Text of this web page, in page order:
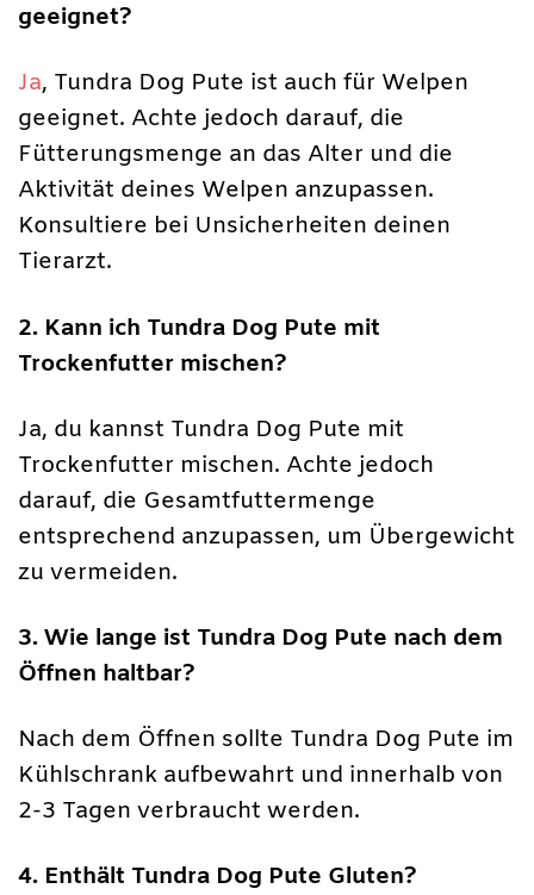
geeignet?
Ja, Tundra Dog Pute ist auch für Welpen
geeignet. Achte jedoch darauf, die
Fütterungsmenge an das Alter und die
Aktivität deines Welpen anzupassen.
Konsultiere bei Unsicherheiten deinen
Tierarzt.
2. Kann ich Tundra Dog Pute mit
Trockenfutter mischen?
Ja, du kannst Tundra Dog Pute mit
Trockenfutter mischen. Achte jedoch
darauf, die Gesamtfuttermenge
entsprechend anzupassen, um Übergewicht
zu vermeiden.
3. Wie lange ist Tundra Dog Pute nach dem
Öffnen haltbar?
Nach dem Öffnen sollte Tundra Dog Pute im
Kühlschrank aufbewahrt und innerhalb von
2-3 Tagen verbraucht werden.
4. Enthält Tundra Dog Pute Gluten?